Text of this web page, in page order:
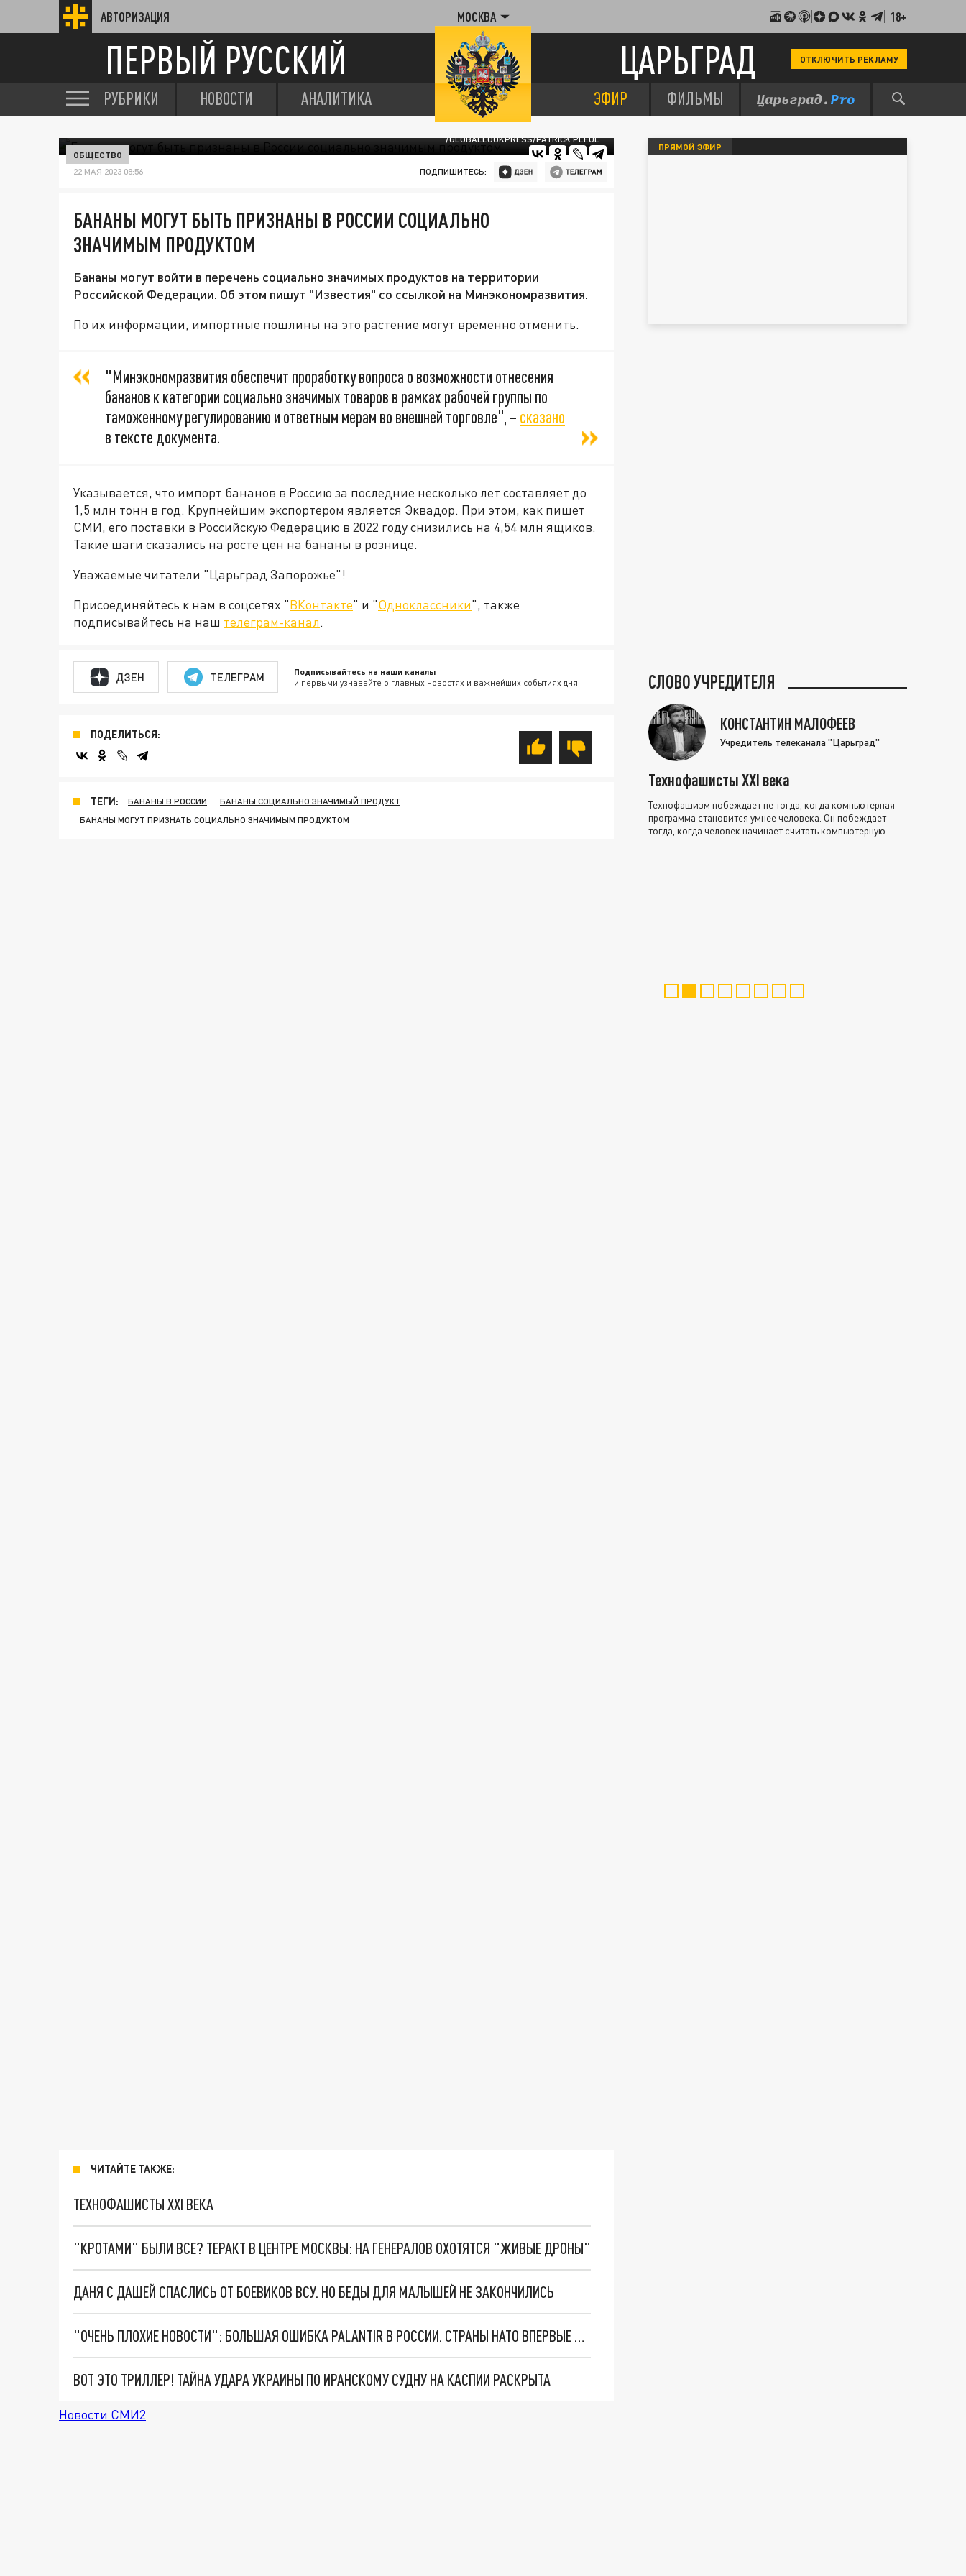
АВТОРИЗАЦИЯ МОСКВА 18+
ПЕРВЫЙ РУССКИЙ ЦАРЬГРАД ОТКЛЮЧИТЬ РЕКЛАМУ
РУБРИКИ НОВОСТИ АНАЛИТИКА ЭФИР ФИЛЬМЫ
/GLOBALLOOKPRESS/PATRICK PLEUL
ОБЩЕСТВО
22 МАЯ 2023 08:56 ПОДПИШИТЕСЬ:
БАНАНЫ МОГУТ БЫТЬ ПРИЗНАНЫ В РОССИИ СОЦИАЛЬНО
ЗНАЧИМЫМ ПРОДУКТОМ
Бананы могут войти в перечень социально значимых продуктов на территории
Российской Федерации. Об этом пишут "Известия" со ссылкой на Минэкономразвития.
По их информации, импортные пошлины на это растение могут временно отменить.
"Минэкономразвития обеспечит проработку вопроса о возможности отнесения
бананов к категории социально значимых товаров в рамках рабочей группы по
таможенному регулированию и ответным мерам во внешней торговле", – сказано
в тексте документа.
Указывается, что импорт бананов в Россию за последние несколько лет составляет до
1,5 млн тонн в год. Крупнейшим экспортером является Эквадор. При этом, как пишет
СМИ, его поставки в Российскую Федерацию в 2022 году снизились на 4,54 млн ящиков.
Такие шаги сказались на росте цен на бананы в рознице.
Уважаемые читатели "Царьград Запорожье"!
Присоединяйтесь к нам в соцсетях "ВКонтакте" и "Одноклассники", также
подписывайтесь на наш телеграм-канал.
ДЗЕН ТЕЛЕГРАМ Подписывайтесь на наши каналы
и первыми узнавайте о главных новостях и важнейших событиях дня.
ПОДЕЛИТЬСЯ:
ТЕГИ: БАНАНЫ В РОССИИ
БАНАНЫ СОЦИАЛЬНО ЗНАЧИМЫЙ ПРОДУКТ
БАНАНЫ МОГУТ ПРИЗНАТЬ СОЦИАЛЬНО ЗНАЧИМЫМ ПРОДУКТОМ
ЧИТАЙТЕ ТАКЖЕ:
ТЕХНОФАШИСТЫ XXI ВЕКА
"КРОТАМИ" БЫЛИ ВСЕ? ТЕРАКТ В ЦЕНТРЕ МОСКВЫ: НА ГЕНЕРАЛОВ ОХОТЯТСЯ "ЖИВЫЕ ДРОНЫ"
ДАНЯ С ДАШЕЙ СПАСЛИСЬ ОТ БОЕВИКОВ ВСУ. НО БЕДЫ ДЛЯ МАЛЫШЕЙ НЕ ЗАКОНЧИЛИСЬ
"ОЧЕНЬ ПЛОХИЕ НОВОСТИ": БОЛЬШАЯ ОШИБКА PALANTIR В РОССИИ. СТРАНЫ НАТО ВПЕРВЫЕ ЗА СВО ОСТАНОВИЛИ ПОСТАВКИ ОРУЖИЯ. ВСУ ТЕРЯЮТ ПРИГРАНИЧЬЕ?
ВОТ ЭТО ТРИЛЛЕР! ТАЙНА УДАРА УКРАИНЫ ПО ИРАНСКОМУ СУДНУ НА КАСПИИ РАСКРЫТА
Новости СМИ2
ПРЯМОЙ ЭФИР
СЛОВО УЧРЕДИТЕЛЯ
КОНСТАНТИН МАЛОФЕЕВ
Учредитель телеканала "Царьград"
Технофашисты XXI века
Технофашизм побеждает не тогда, когда компьютерная
программа становится умнее человека. Он побеждает
тогда, когда человек начинает считать компьютерную